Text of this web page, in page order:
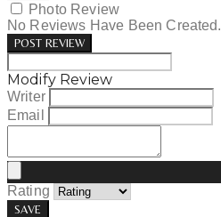
Photo Review
No Reviews Have Been Created.
POST REVIEW
Modify Review
Writer
Email
Rating
SAVE